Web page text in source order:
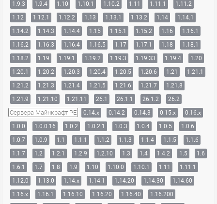
1.9.3
1.9.4 1.10 1.10.1 1.10.2 1.11 1.11.1
1.11.2
1.12
1.12.1 1.12.2 1.13 1.13.1 1.13.2 1.14
1.14.1
1.14.2
1.14.3 1.14.4 1.15 1.15.1 1.15.2 1.16
1.16.1
1.16.2
1.16.3 1.16.4 1.16.5 1.17 1.17.1 1.18
1.18.1
1.18.2
1.19 1.19.1 1.19.2 1.19.3 1.19.33 1.19.4
1.20
1.20.1
1.20.2 1.20.3 1.20.4 1.20.5 1.20.6 1.21
1.21.1
1.21.2
1.21.3 1.21.4 1.21.5 1.21.6 1.21.7
1.21.8
1.21.9
1.21.10 1.21.11 26.1 26.1.1 26.1.2 26.2
Сервера Майнкрафт PE 0.14.x 0.14.2 0.14.3 0.15.x
0.16.x
1.0.0
1.0.0.16 1.0.2 1.0.2.1 1.0.3 1.0.4 1.0.5
1.0.6
1.0.7
1.0.9 1.1 1.1.1 1.1.2 1.1.3 1.1.4 1.1.5
1.1.6
1.1.7
1.2 1.2.1 1.2.9 1.2.10 1.3 1.4 1.4.2 1.5
1.6
1.6.1
1.7 1.8 1.9 1.10 1.10.0 1.10.1 1.11
1.11.1
1.12.0
1.13.0 1.14.x 1.14.1 1.14.20 1.14.30
1.14.60
1.16.x
1.16.1 1.16.10 1.16.20 1.16.40
1.16.200